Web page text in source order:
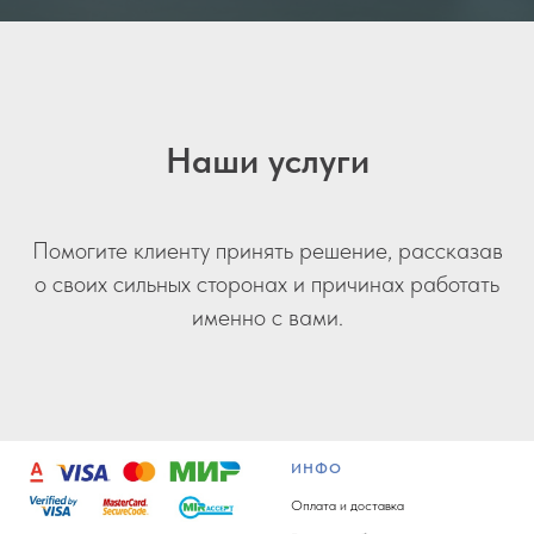
Наши услуги
Помогите клиенту принять решение, рассказав
о своих сильных сторонах и причинах работать
именно с вами.
ИНФО
Оплата и доставка